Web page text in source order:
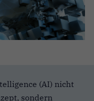
(AI) nicht
sondern